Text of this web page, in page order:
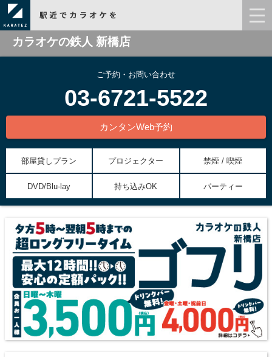
カラオケの鉄人 新橋店
ご予約・お問い合わせ
03-6721-5522
カンタンWeb予約
部屋貸しプラン プロジェクター 禁煙 / 喫煙
DVD/Blu-lay 持ち込みOK パーティー